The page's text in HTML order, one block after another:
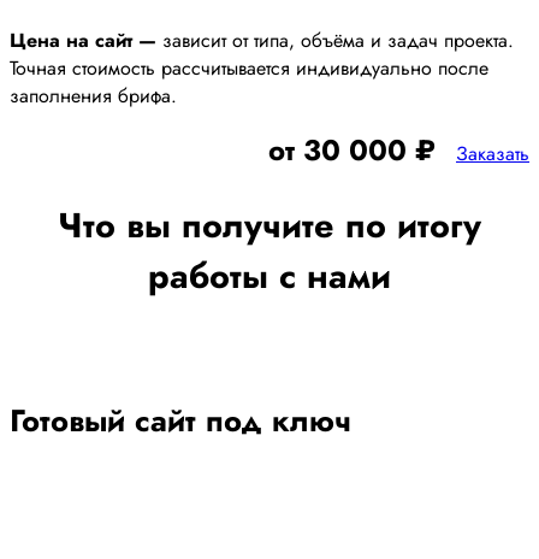
Цена на сайт — зависит от типа, объёма и задач проекта.
Точная стоимость рассчитывается индивидуально после
заполнения брифа.
от 30 000 ₽ Заказать
Что вы получите по итогу
работы с нами
Готовый сайт под ключ